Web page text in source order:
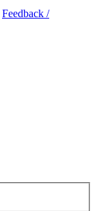
Feedback /